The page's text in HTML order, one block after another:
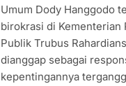
Umum Dody Hanggodo
birokrasi di Kementerian
Publik Trubus
dianggap sebagai
kepentingannya